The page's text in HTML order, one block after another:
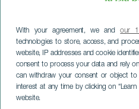
With your agreement, we andour
technologies to store, access, and
website, IP addresses and cookie
consent to process your data and rely
can withdraw your consent or object
interest at any time by clicking on
website.